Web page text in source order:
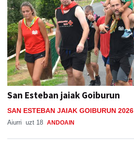
San Esteban jaiak Goiburun
SAN ESTEBAN JAIAK GOIBURUN 2026
Aiurri uzt 18 ANDOAIN